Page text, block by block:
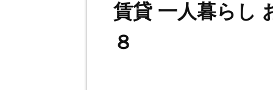
賃貸 一人暮らし
８